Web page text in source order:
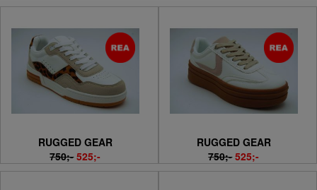
RUGGED GEAR
750;- 525;-
RUGGED GEAR
750;- 525;-